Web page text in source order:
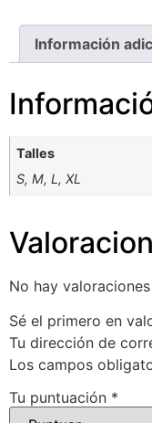
Información
Talles
S,M,L ,XL
No hay valoraciones
Sé el primero en
Tu dirección de
Los campos
Tu puntuación *